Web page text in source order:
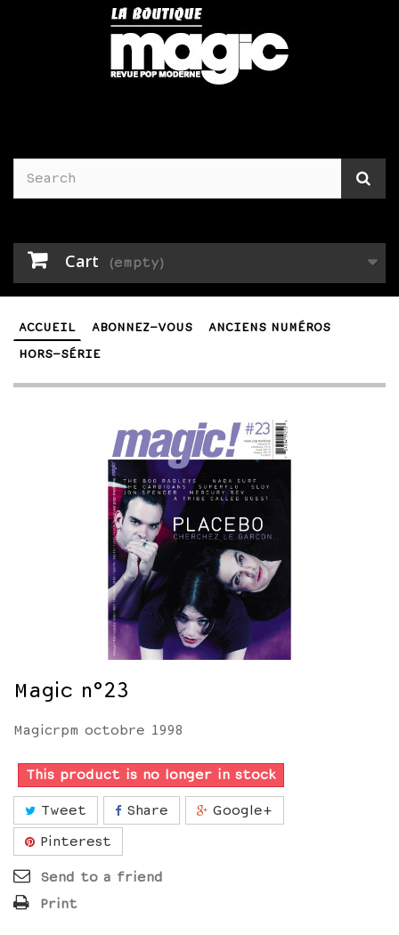
Cart (empty)
ACCUEIL ABONNEZ-VOUS
ANCIENS NUMÉROS
HORS-SÉRIE
Magic n°23
Magicrpm octobre 1998
This product is no longer in stock
Tweet Share
Google+
Pinterest
Send to a friend
Print